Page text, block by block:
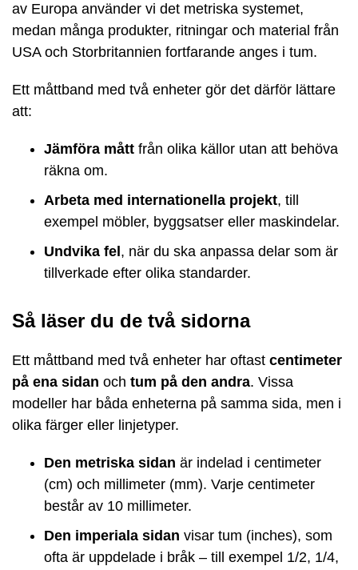
av Europa använder vi det metriska systemet,
medan många produkter, ritningar och material från
USA och Storbritannien fortfarande anges i tum.
Ett måttband med två enheter gör det därför lättare
att:
Jämföra mått från olika källor utan att behöva
räkna om.
Arbeta med internationella projekt, till
exempel möbler, byggsatser eller maskindelar.
Undvika fel , när du ska anpassa delar som är
tillverkade efter olika standarder.
Så läser du de två sidorna
Ett måttband med två enheter har oftast centimeter
på ena sidan och tum på den andra. Vissa
modeller har båda enheterna på samma sida, men i
olika färger eller linjetyper.
Den metriska sidan är indelad i centimeter
(cm) och millimeter (mm). Varje centimeter
består av 10 millimeter.
Den imperiala sidan visar tum (inches), som
ofta är uppdelade i bråk – till exempel 1/2, 1/4,